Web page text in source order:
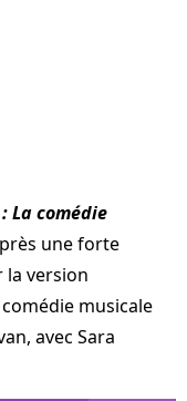
La comédie
une forte
version
musicale
avec Sara